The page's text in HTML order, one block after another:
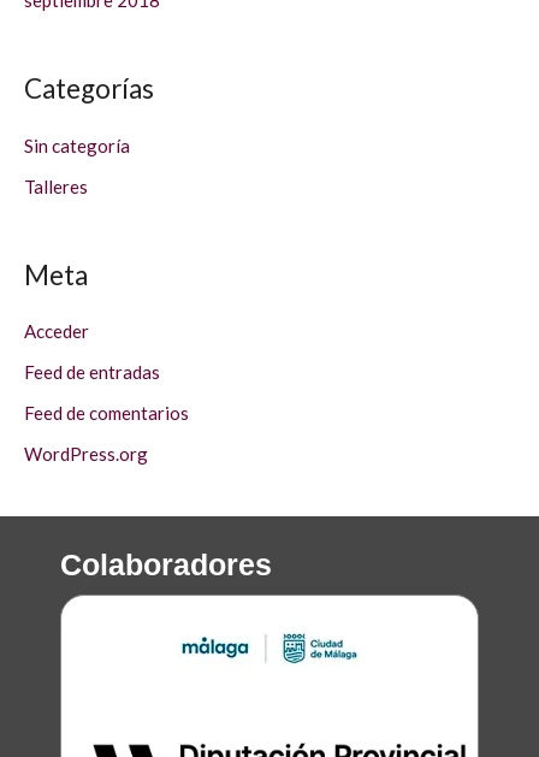
Categorías
Sin categoría
Talleres
Meta
Acceder
Feed de entradas
Feed de comentarios
WordPress.org
Colaboradores